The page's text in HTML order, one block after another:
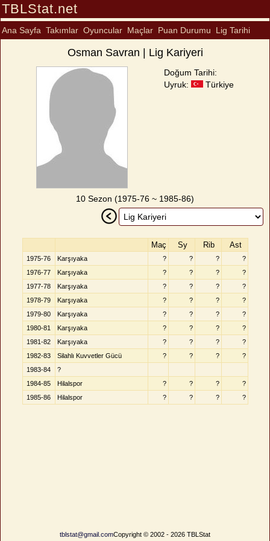
TBLStat.net
Ana Sayfa Takımlar Oyuncular Maçlar Puan Durumu Lig Tarihi
Osman Savran | Lig Kariyeri
Doğum Tarihi:
Uyruk:
Türkiye
10 Sezon (1975-76 ~ 1985-86)
Maç Sy Rib Ast
1975-76 Karşıyaka ? ? ?
?
1976-77
Karşıyaka ? ? ?
?
1977-78
Karşıyaka ? ? ?
?
1978-79
Karşıyaka ? ? ?
?
1979-80
Karşıyaka ? ? ?
?
1980-81
Karşıyaka ? ? ?
?
1981-82
Karşıyaka ? ? ?
?
1982-83
Silahlı Kuvvetler Gücü ? ? ?
?
1983-84
?
1984-85
Hilalspor ? ? ?
?
1985-86
Hilalspor ? ? ? ?
tblstat@gmail.comCopyright © 2002 - 2026 TBLStat